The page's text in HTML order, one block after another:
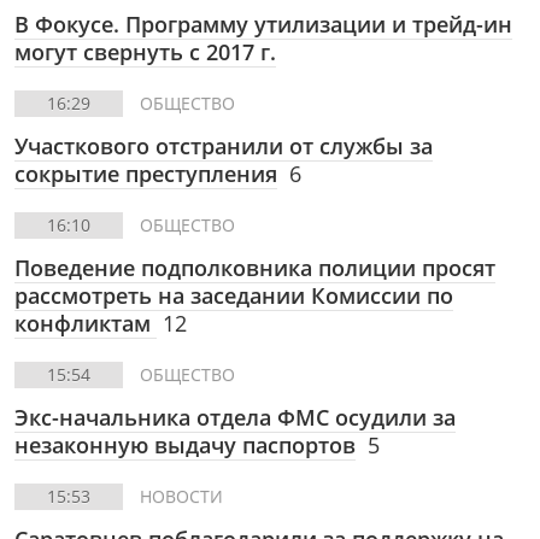
В Фокусе. Программу утилизации и трейд-ин
могут свернуть с 2017 г.
16:29 ОБЩЕСТВО
Участкового отстранили от службы за
сокрытие преступления 6
16:10 ОБЩЕСТВО
Поведение подполковника полиции просят
рассмотреть на заседании Комиссии по
конфликтам 12
15:54 ОБЩЕСТВО
Экс-начальника отдела ФМС осудили за
незаконную выдачу паспортов 5
15:53 НОВОСТИ